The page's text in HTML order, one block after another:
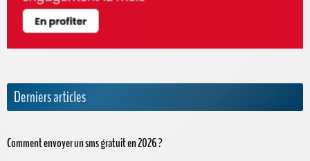
Derniers articles
Comment envoyer un sms gratuit en 2026 ?